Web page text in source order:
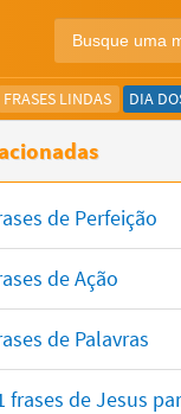
FRASES LINDAS DIA
de Perfeição
de Ação
de Palavras
frases de Jesus